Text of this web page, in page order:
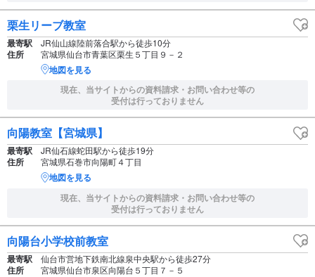
栗生リーブ教室
最寄駅 JR仙山線陸前落合駅から徒歩10分
住所 宮城県仙台市青葉区栗生５丁目９－２
地図を見る
現在、当サイトからの資料請求・お問い合わせ等の
受付は行っておりません
向陽教室【宮城県】
最寄駅 JR仙石線蛇田駅から徒歩19分
住所 宮城県石巻市向陽町４丁目
地図を見る
現在、当サイトからの資料請求・お問い合わせ等の
受付は行っておりません
向陽台小学校前教室
最寄駅 仙台市営地下鉄南北線泉中央駅から徒歩27分
住所 宮城県仙台市泉区向陽台５丁目７－５